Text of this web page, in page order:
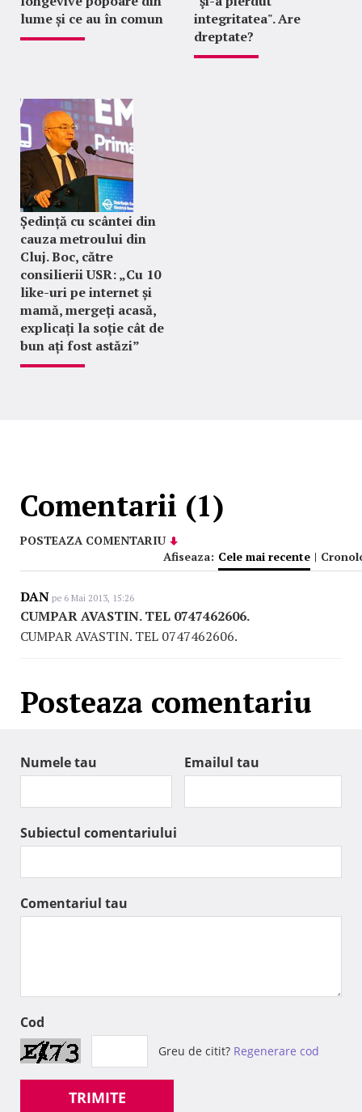
lume și ce au în comun
integritatea". Are
dreptate?
Ședință cu scântei din
cauza metroului din
Cluj. Boc, către
consilierii USR: „Cu 10
like-uri pe internet și
mamă, mergeți acasă,
explicați la soție cât de
bun ați fost astăzi”
Comentarii (1)
POSTEAZA COMENTARIU
Afiseaza: Cele mai recente |
DAN pe 6 Mai 2013, 15:26
CUMPAR AVASTIN. TEL 0747462606.
CUMPAR AVASTIN. TEL 0747462606.
Posteaza comentariu
Numele tau Emailul tau
Subiectul comentariului
Comentariul tau
Cod
Greu de citit? Regenerare cod
TRIMITE